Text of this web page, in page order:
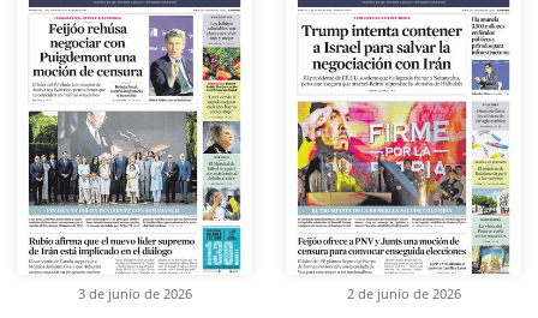
3 de junio de 2026 2 de junio de 2026